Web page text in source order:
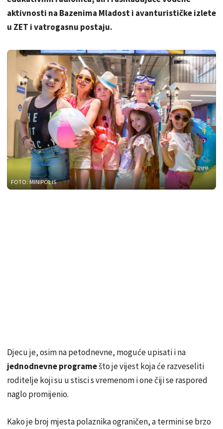
aktivnosti na Bazenima Mladost i avanturističke izlete
u ZET i vatrogasnu postaju.
FOTO: MINIPOLIS
Djecu je, osim na petodnevne, moguće upisati i na
jednodnevne programešto je vijest koja će razveseliti
roditelje koji su u stisci s vremenom i one čiji se raspored
naglo promijenio.
Kako je broj mjesta polaznika ograničen, a termini se brzo